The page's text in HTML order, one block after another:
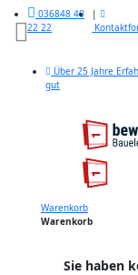
036848 40
22 22
|
Über 25 Jahre
gut
Warenkorb
Warenkorb
Sie haben